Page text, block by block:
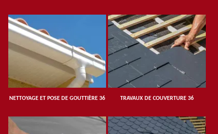
NETTOYAGE ET POSE DE GOUTTIÈRE 36 TRAVAUX DE COUVERTURE 36